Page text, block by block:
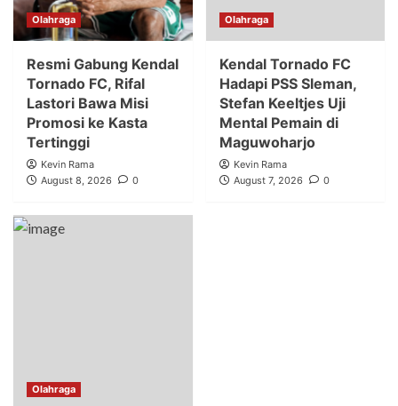
Olahraga
Resmi Gabung Kendal
Tornado FC, Rifal
Lastori Bawa Misi
Promosi ke Kasta
Tertinggi
Kevin Rama
August 8, 2026
0
Olahraga
Kendal Tornado FC
Hadapi PSS Sleman,
Stefan Keeltjes Uji
Mental Pemain di
Maguwoharjo
Kevin Rama
August 7, 2026
0
Olahraga